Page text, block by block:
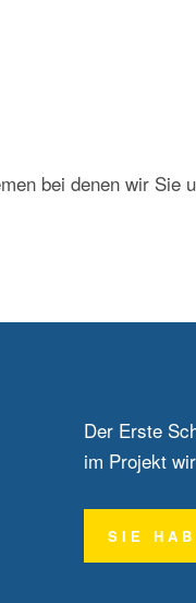
bei denen wir
Der Erste
im Projekt
SIE